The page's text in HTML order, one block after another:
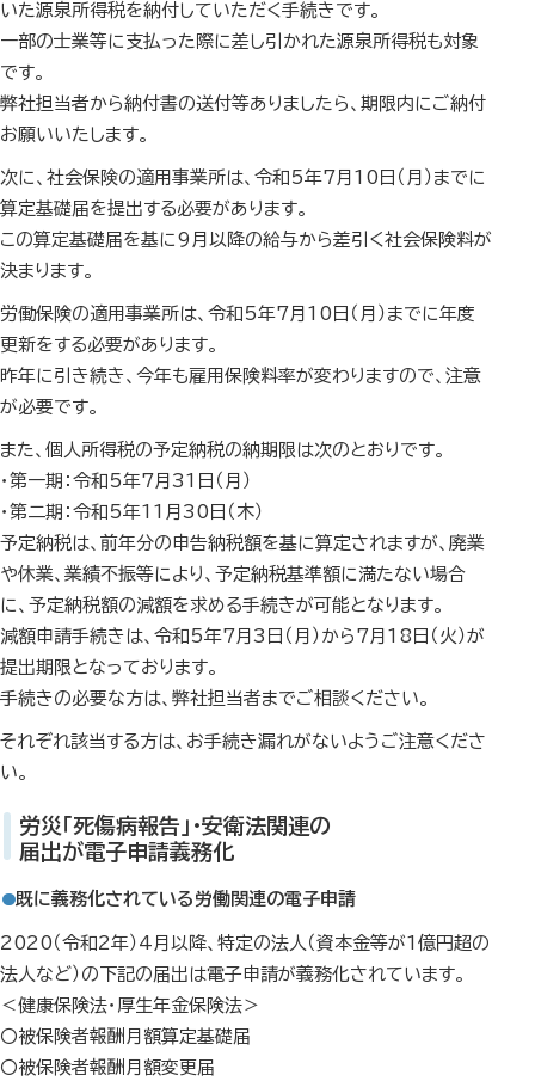
いた源泉所得税を納付していただく手続きです。
一部の士業等に支払った際に差し引かれた源泉所得税も対象
です。
弊社担当者から納付書の送付等ありましたら、期限内にご納付
お願いいたします。
次に、社会保険の適用事業所は、令和5年7月10日（月）までに
算定基礎届を提出する必要があります。
この算定基礎届を基に9月以降の給与から差引く社会保険料が
決まります。
労働保険の適用事業所は、令和5年7月10日（月）までに年度
更新をする必要があります。
昨年に引き続き、今年も雇用保険料率が変わりますので、注意
が必要です。
また、個人所得税の予定納税の納期限は次のとおりです。
・第一期：令和5年7月31日（月）
・第二期：令和5年11月30日（木）
予定納税は、前年分の申告納税額を基に算定されますが、廃業
や休業、業績不振等により、予定納税基準額に満たない場合
に、予定納税額の減額を求める手続きが可能となります。
減額申請手続きは、令和5年7月3日（月）から7月18日（火）が
提出期限となっております。
手続きの必要な方は、弊社担当者までご相談ください。
それぞれ該当する方は、お手続き漏れがないようご注意くださ
い。
労災「死傷病報告」・安衛法関連の
届出が電子申請義務化
既に義務化されている労働関連の電子申請
2020（令和2年）4月以降、特定の法人（資本金等が1億円超の
法人など）の下記の届出は電子申請が義務化されています。
＜健康保険法・厚生年金保険法＞
〇被保険者報酬月額算定基礎届
〇被保険者報酬月額変更届